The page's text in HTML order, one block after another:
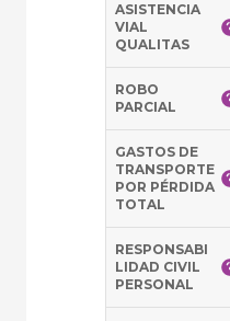
ASISTENCIA
VIAL
QUALITAS
ROBO
PARCIAL
GASTOS DE
TRANSPORTE
POR PÉRDIDA
TOTAL
RESPONSABI
LIDAD CIVIL
PERSONAL